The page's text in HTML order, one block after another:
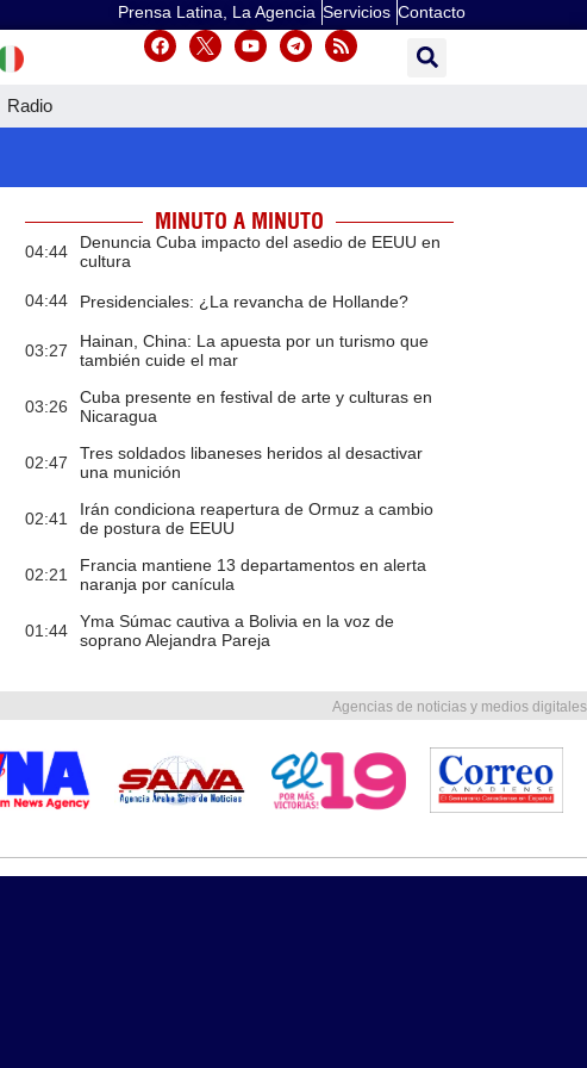
Prensa Latina, La Agencia Servicios Contacto
Radio
MINUTO A MINUTO
04:44
Denuncia Cuba impacto del asedio de EEUU en
cultura
04:44 Presidenciales: ¿La revancha de Hollande?
03:27
Hainan, China: La apuesta por un turismo que
también cuide el mar
03:26
Cuba presente en festival de arte y culturas en
Nicaragua
02:47
Tres soldados libaneses heridos al desactivar
una munición
02:41
Irán condiciona reapertura de Ormuz a cambio
de postura de EEUU
02:21
Francia mantiene 13 departamentos en alerta
naranja por canícula
01:44
Yma Súmac cautiva a Bolivia en la voz de
soprano Alejandra Pareja
Agencias de noticias y medios digitales